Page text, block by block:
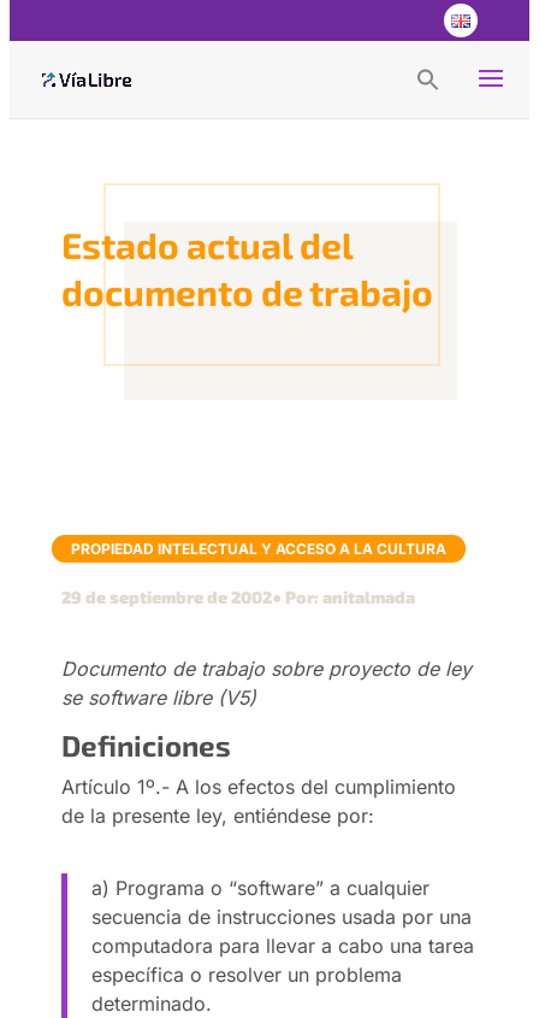
Search Button
Estado actual del
documento de trabajo
PROPIEDAD INTELECTUAL Y ACCESO A LA CULTURA
29 de septiembre de 2002● Por: anitalmada
Documento de trabajo sobre proyecto de ley
se software libre (V5)
Definiciones
Artículo 1º.- A los efectos del cumplimiento
de la presente ley, entiéndese por:
a) Programa o “software” a cualquier
secuencia de instrucciones usada por una
computadora para llevar a cabo una tarea
específica o resolver un problema
determinado.